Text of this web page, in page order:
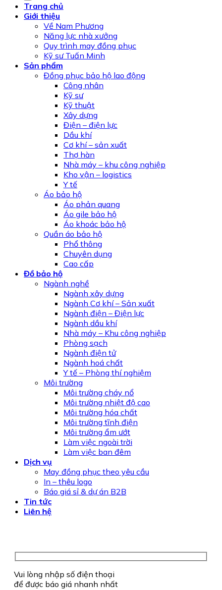
Trang chủ
Giới thiệu
Về Nam Phương
Năng lực nhà xưởng
Quy trình may đồng phục
Kỹ sư Tuấn Minh
Sản phẩm
Đồng phục bảo hộ lao động
Công nhân
Kỹ sư
Kỹ thuật
Xây dựng
Điện – điện lực
Dầu khí
Cơ khí – sản xuất
Thợ hàn
Nhà máy – khu công nghiệp
Kho vận – logistics
Y tế
Áo bảo hộ
Áo phản quang
Áo gile bảo hộ
Áo khoác bảo hộ
Quần áo bảo hộ
Phổ thông
Chuyên dụng
Cao cấp
Đồ bảo hộ
Ngành nghề
Ngành xây dựng
Ngành Cơ khí – Sản xuất
Ngành điện – Điện lực
Ngành dầu khí
Nhà máy – Khu công nghiệp
Phòng sạch
Ngành điện tử
Ngành hoá chất
Y tế – Phòng thí nghiệm
Môi trường
Môi trường cháy nổ
Môi trường nhiệt độ cao
Môi trường hóa chất
Môi trường tĩnh điện
Môi trường ẩm ướt
Làm việc ngoài trời
Làm việc ban đêm
Dịch vụ
May đồng phục theo yêu cầu
In – thêu logo
Báo giá sỉ & dự án B2B
Tin tức
Liên hệ
Vui lòng nhập số điện thoại
để được báo giá nhanh nhất